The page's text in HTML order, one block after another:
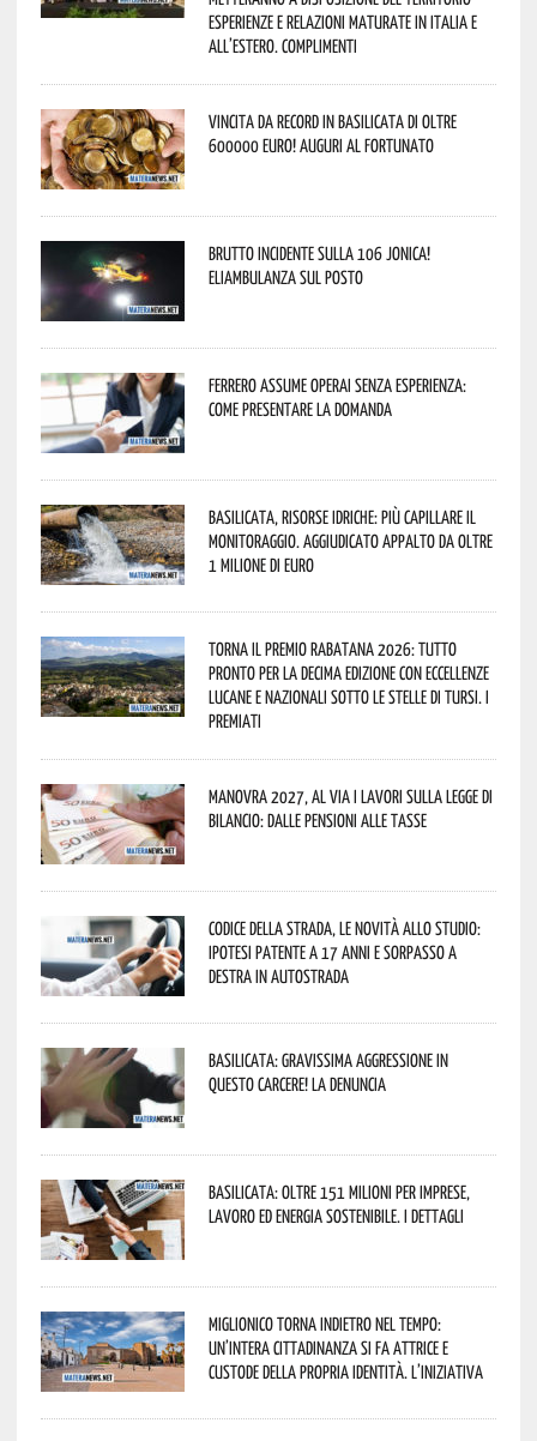
esperienze e relazioni maturate in Italia e
all’estero. Complimenti
Vincita da record in Basilicata di oltre
600000 euro! Auguri al fortunato
Brutto incidente sulla 106 Jonica!
Eliambulanza sul posto
Ferrero assume operai senza esperienza:
come presentare la domanda
Basilicata, Risorse idriche: più capillare il
monitoraggio. Aggiudicato appalto da oltre
1 milione di euro
Torna il Premio Rabatana 2026: tutto
pronto per la decima edizione con eccellenze
lucane e nazionali sotto le stelle di Tursi. I
premiati
Manovra 2027, al via i lavori sulla Legge di
Bilancio: dalle pensioni alle tasse
Codice della strada, le novità allo studio:
ipotesi patente a 17 anni e sorpasso a
destra in autostrada
Basilicata: gravissima aggressione in
questo Carcere! La denuncia
Basilicata: oltre 151 milioni per imprese,
lavoro ed energia sostenibile. I dettagli
Miglionico torna indietro nel tempo:
un’intera cittadinanza si fa attrice e
custode della propria identità. L’iniziativa